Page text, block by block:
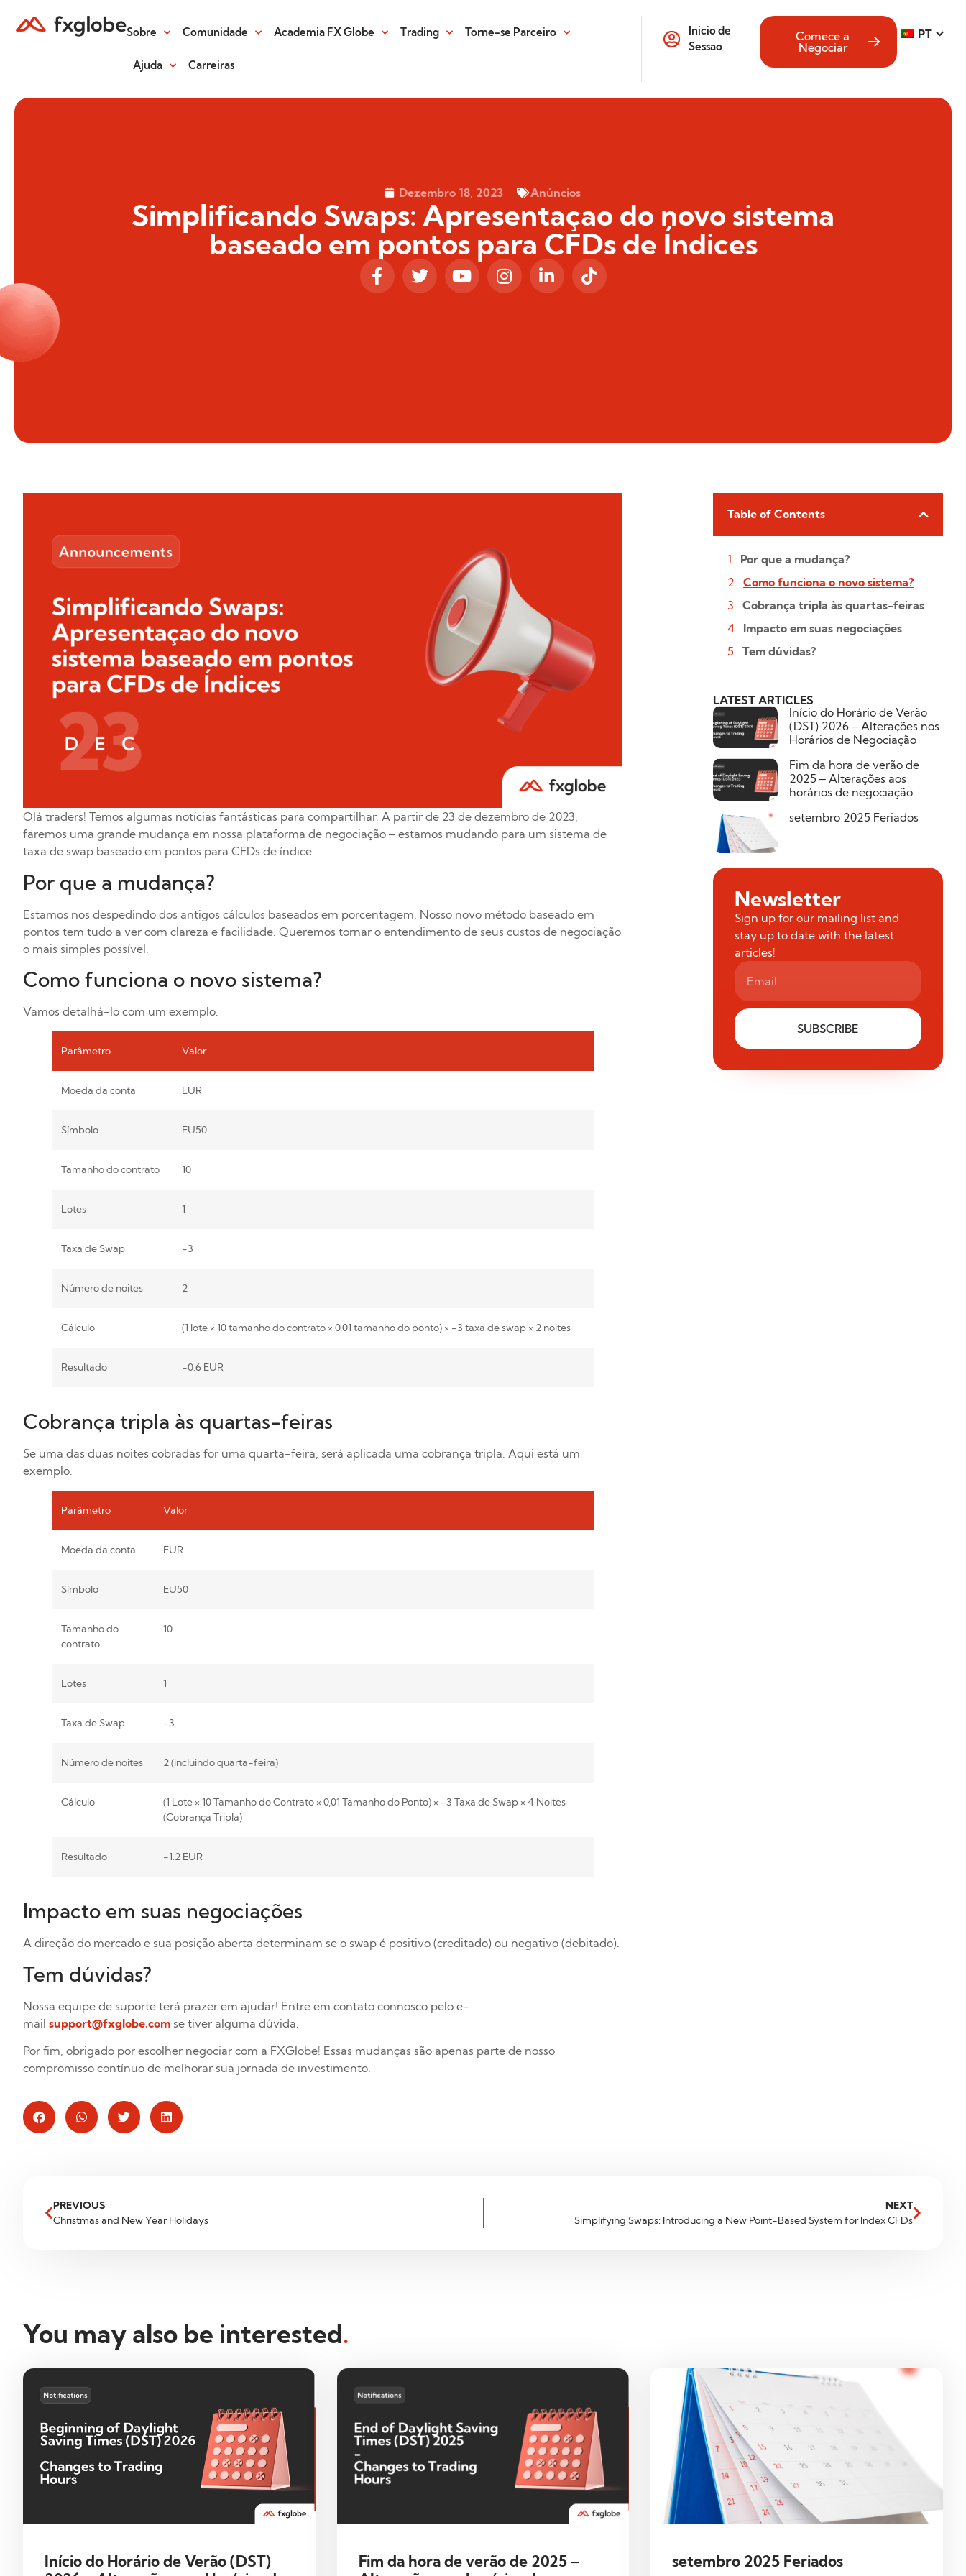
Sobre Comunidade Academia FX Globe Trading Torne-se Parceiro
Ajuda Carreiras
Inicio de
Sessao
Comece a
Negociar
PT
Dezembro 18, 2023 Anúncios
Simplificando Swaps: Apresentaçao do novo sistema
baseado em pontos para CFDs de Índices
Olá traders! Temos algumas notícias fantásticas para compartilhar. A partir de 23 de dezembro de 2023,
faremos uma grande mudança em nossa plataforma de negociação – estamos mudando para um sistema de
taxa de swap baseado em pontos para CFDs de índice.
Por que a mudança?
Estamos nos despedindo dos antigos cálculos baseados em porcentagem. Nosso novo método baseado em
pontos tem tudo a ver com clareza e facilidade. Queremos tornar o entendimento de seus custos de negociação
o mais simples possível.
Como funciona o novo sistema?
Vamos detalhá-lo com um exemplo.
Parâmetro Valor
Moeda da conta EUR
Símbolo EU50
Tamanho do contrato 10
Lotes 1
Taxa de Swap -3
Número de noites 2
Cálculo (1 lote × 10 tamanho do contrato × 0,01 tamanho do ponto) × -3 taxa de swap × 2 noites
Resultado -0.6 EUR
Cobrança tripla às quartas-feiras
Se uma das duas noites cobradas for uma quarta-feira, será aplicada uma cobrança tripla. Aqui está um
exemplo.
Parâmetro Valor
Moeda da conta EUR
Símbolo EU50
Tamanho do
contrato
10
Lotes 1
Taxa de Swap -3
Número de noites 2 (incluindo quarta-feira)
Cálculo
(1 Lote × 10 Tamanho do Contrato × 0,01 Tamanho do Ponto) × -3 Taxa de Swap × 4 Noites
(Cobrança Tripla)
Resultado -1.2 EUR
Impacto em suas negociações
A direção do mercado e sua posição aberta determinam se o swap é positivo (creditado) ou negativo (debitado).
Tem dúvidas?
Nossa equipe de suporte terá prazer em ajudar! Entre em contato connosco pelo e-
mail support@fxglobe.com se tiver alguma dúvida.
Por fim, obrigado por escolher negociar com a FXGlobe! Essas mudanças são apenas parte de nosso
compromisso contínuo de melhorar sua jornada de investimento.
Table of Contents
Por que a mudança?
Como funciona o novo sistema?
Cobrança tripla às quartas-feiras
Impacto em suas negociações
Tem dúvidas?
LATEST ARTICLES
Início do Horário de Verão
(DST) 2026 – Alterações nos
Horários de Negociação
Fim da hora de verão de
2025 – Alterações aos
horários de negociação
setembro 2025 Feriados
Newsletter
Sign up for our mailing list and
stay up to date with the latest
articles!
SUBSCRIBE
PREVIOUS
Christmas and New Year Holidays
NEXT
Simplifying Swaps: Introducing a New Point-Based System for Index CFDs
You may also be interested.
Início do Horário de Verão (DST)
Fim da hora de verão de 2025 –
setembro 2025 Feriados